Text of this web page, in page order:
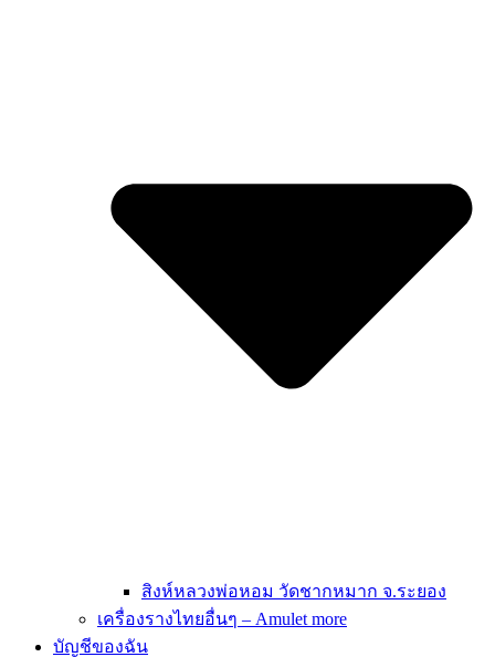
สิงห์หลวงพ่อหอม วัดชากหมาก จ.ระยอง
เครื่องรางไทยอื่นๆ – Amulet more
บัญชีของฉัน